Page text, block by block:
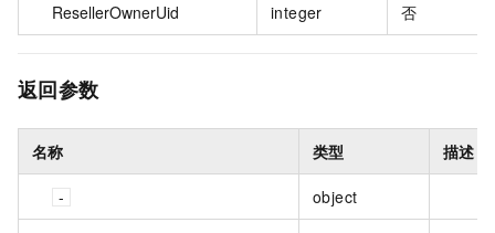
ResellerOwnerUid integer 否
返回参数
名称 类型 描述
object